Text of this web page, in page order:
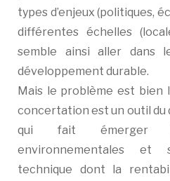
types d’enjeux (politiques,
différentes échelles
semble ainsi aller dans
développement durable.
Mais le problème est bien
concertation est un outil du
qui fait émerger
environnementales et
technique dont la